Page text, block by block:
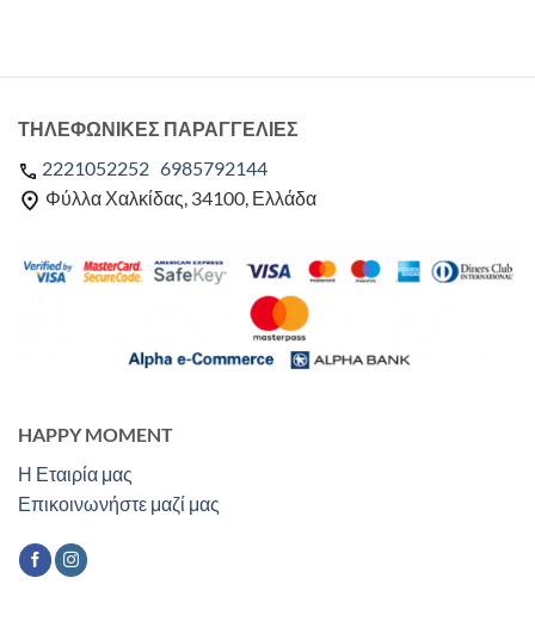
HAPPY MOMENT
Η Εταιρία μας
Επικοινωνήστε μαζί μας
ΤΗΛΕΦΩΝΙΚΕΣ ΠΑΡΑΓΓΕΛΙΕΣ
2221052252 6985792144
Φύλλα Χαλκίδας, 34100, Ελλάδα